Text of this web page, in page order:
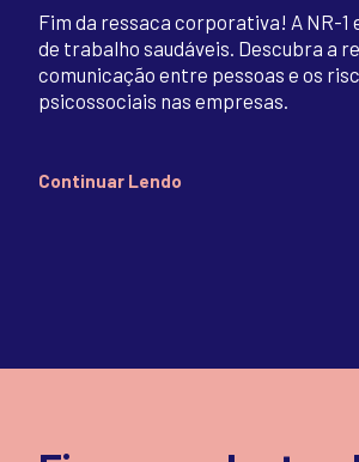
Fim da ressaca corporativa! A NR-1
de trabalho saudáveis. Descubra a
comunicação entre pessoas e os
psicossociais nas empresas.
Continuar Lendo